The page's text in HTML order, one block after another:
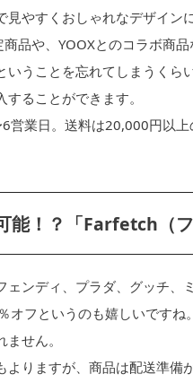
見やすくおしゃれなデザイン
商品や、YOOXとのコラボ商
いうことを忘れてしまうくら
ることができます。
営業日。送料は20,000円以上
能！？「Farfetch（フ
ェンディ、プラダ、グッチ、
オフというのも嬉しいです
せん。
よりますが、商品は配送準